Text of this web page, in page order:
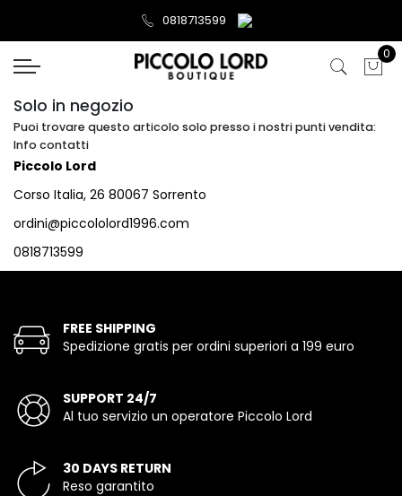
0818713599
0
Solo in negozio
Puoi trovare questo articolo solo presso i nostri punti vendita:
Info contatti
Piccolo Lord
Corso Italia, 26 80067 Sorrento
ordini@piccololord1996.com
0818713599
FREE SHIPPING
Spedizione gratis per ordini superiori a 199 euro
SUPPORT 24/7
Al tuo servizio un operatore Piccolo Lord
30 DAYS RETURN
Reso garantito